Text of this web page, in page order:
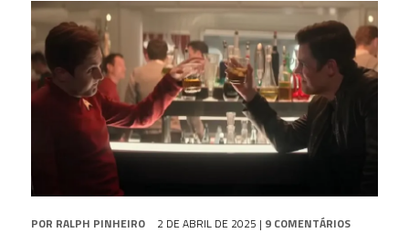
POR RALPH PINHEIRO 2 DE ABRIL DE 2025 | 9 COMENTÁRIOS